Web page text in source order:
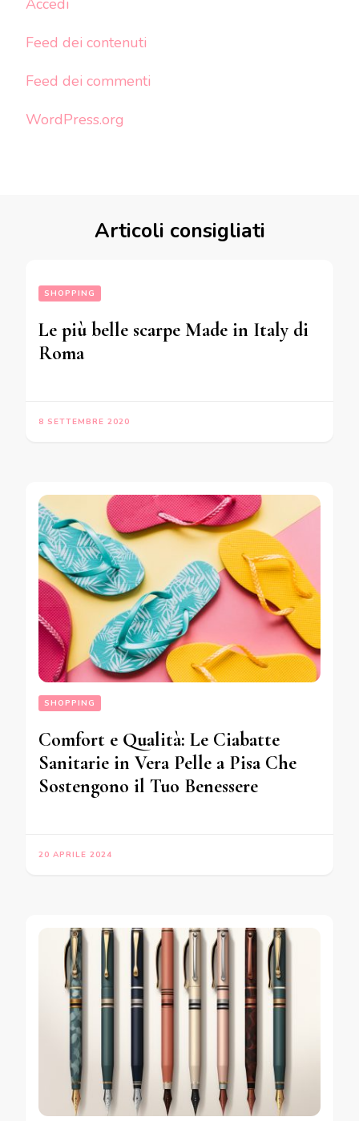
Accedi
Feed dei contenuti
Feed dei commenti
WordPress.org
Articoli consigliati
SHOPPING
Le più belle scarpe Made in Italy di
Roma
8 SETTEMBRE 2020
SHOPPING
Comfort e Qualità: Le Ciabatte
Sanitarie in Vera Pelle a Pisa Che
Sostengono il Tuo Benessere
20 APRILE 2024